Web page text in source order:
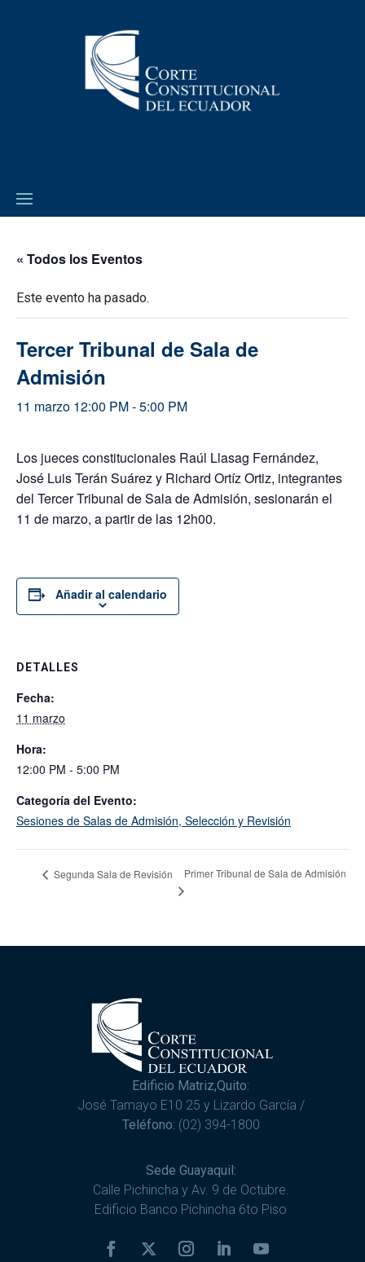
« Todos los Eventos
Este evento ha pasado.
Tercer Tribunal de Sala de
Admisión
11 marzo 12:00 PM-5:00 PM
Los jueces constitucionales Raúl Llasag Fernández,
José Luis Terán Suárez y Richard Ortíz Ortiz, integrantes
del Tercer Tribunal de Sala de Admisión, sesionarán el
11 de marzo, a partir de las 12h00.
Añadir al calendario
DETALLES
Fecha:
11 marzo
Hora:
12:00 PM - 5:00 PM
Categoría del Evento:
Sesiones de Salas de Admisión, Selección y Revisión
Segunda Sala de Revisión Primer Tribunal de Sala de Admisión
Edificio Matriz,Quito:
José Tamayo E10 25 y Lizardo García /
Teléfono: (02) 394-1800
Sede Guayaquil:
Calle Pichincha y Av. 9 de Octubre.
Edificio Banco Pichincha 6to Piso